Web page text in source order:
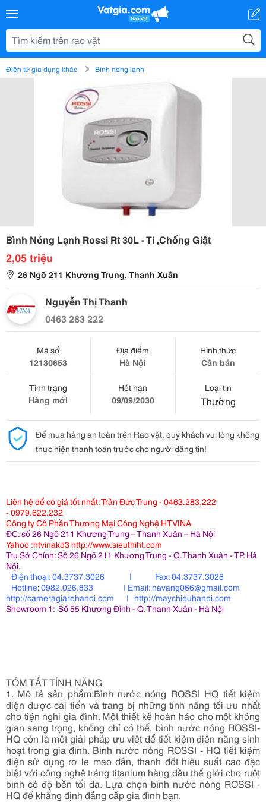
Điện tử gia dụng khác Bình nóng lạnh
Bình Nóng Lạnh Rossi Rt 30L - Ti ,Chống Giật
2,05 triệu
26 Ngõ 211 Khương Trung, Thanh Xuân
Nguyễn Thị Thanh
0463 283 222
Mã số
12130653
Địa điểm
Hà Nội
Hình thức
Cần bán
Tình trạng
Hàng mới
Hết hạn
09/09/2030
Loại tin
Thường
Để mua hàng an toàn trên Rao vặt, quý khách vui lòng không
thực hiện thanh toán trước cho người đăng tin!
Liên hệ để có giá tốt nhất: Trần Đức Trung - 0463.283.222
- 0979.622.232
Công ty Cổ Phần Thương Mại Công Nghệ HTVINA
ĐC: số 26 Ngõ 211 Khương Trung – Thanh Xuân – Hà Nội
Yahoo :htvinakd3 http://www.sieuthiht.com
Trụ Sở Chính: Số 26 Ngõ 211 Khương Trung - Q.Thanh Xuân - TP. Hà
Nội.
Điện thoại:04.3737.3026 | Fax:04.3737.3026
Hotline:0982.026.833 | Email: havang066@gmail.com
http://cameragiarehanoi.com | http://maychieuhanoi.com
Showroom 1: Số 55 Khương Đình - Q. Thanh Xuân - Hà Nội
TÓM TẮT TÍNH NĂNG
1. Mô tả sản phẩm:Bình nước nóng ROSSI HQ tiết kiệm
điện được cải tiến và trang bị những tính năng tối ưu nhất
cho tiện nghi gia đình. Một thiết kế hoàn hảo cho một không
gian sang trọng, không chỉ có thế, bình nước nóng ROSSI-
HQ còn là một giải pháp ưu việt để tiết kiệm điện năng sinh
hoạt trong gia đình. Bình nước nóng ROSSI - HQ tiết kiệm
điện sử dụng rơ le mao dẫn, thanh đốt hiệu suất cao đặc
biệt với công nghệ tráng titanium hàng đầu thế giới cho ruột
bình có độ bền tối đa. Lựa chọn bình nước nóng ROSSI -
HQ để khẳng định đẳng cấp gia đình bạn.